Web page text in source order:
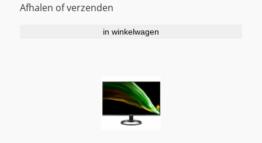
Afhalen of verzenden
in winkelwagen